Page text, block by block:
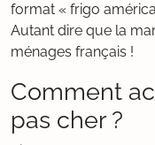
format « frigo
Autant dire que la
ménages français !
Comment
pas cher ?